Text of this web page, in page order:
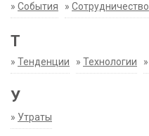
» События » Сотрудничество
Т
» Тенденции » Технологии »
У
» Утраты